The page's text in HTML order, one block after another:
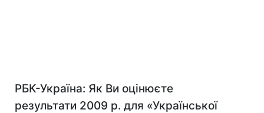
РБК-Україна: Як Ви оцінюєте
результати 2009 р. для «Української